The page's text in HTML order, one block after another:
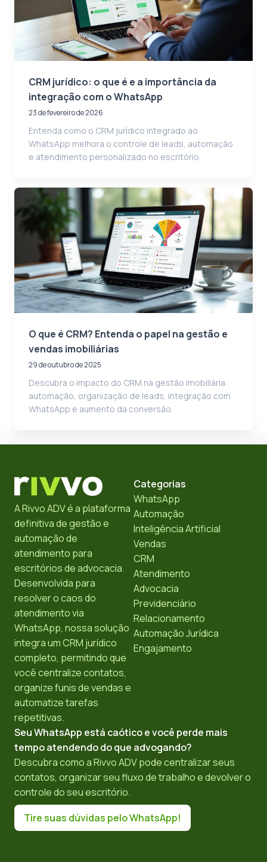
CRM jurídico: o que é e a importância da
integração com o WhatsApp
23 de fevereiro de 2026
Entenda como o CRM jurídico integrado ao
WhatsApp melhora o controle de leads, automação
e atendimento personalizado no escritório.
O que é CRM? Entenda o papel na gestão e
vendas imobiliárias
29 de outubro de 2025
Descubra o impacto do CRM na gestão imobiliária:
automação, organização de leads, integração com
WhatsApp e aumento da conversão.
A Rivvo ADV é a plataforma
definitiva de gestão e
automação de
atendimento para
escritórios de advocacia.
Desenvolvida para
resolver o caos do
atendimento via
WhatsApp, nossa solução
integra um CRM jurídico
completo, permitindo que
você centralize contatos,
organize funis de vendas e
automatize tarefas
repetitivas.
Categorias
WhatsApp
Automação
Inteligência Artificial
Vendas
CRM
Atendimento
Advocacia
Previdenciário
Relacionamento
Automação Jurídica
Engajamento
Seu WhatsApp está caótico e você perde mais
tempo atendendo do que advogando?
Descubra como a Rivvo ADV pode centralizar seus
contatos, organizar seu fluxo de trabalho e devolver o
controle do seu escritório.
Tire suas dúvidas pelo WhatsApp!